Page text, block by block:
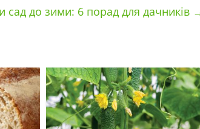
сад до зими: 6 порад для дачників